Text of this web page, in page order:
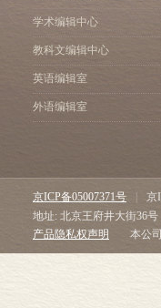
学术编辑中心
教科文编辑中心
英语编辑室
外语编辑室
京ICP备05007371号 京
地址: 北京王府井大街36号
产品隐私权声明
本公